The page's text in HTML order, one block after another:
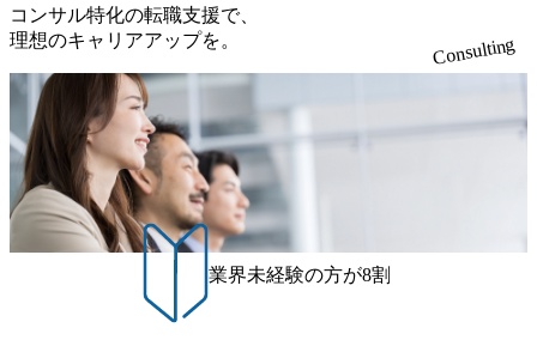
広いプロジェクトに従事 - 鈴木健仁氏：新卒でベイカレン
トに入社し最年少ディレクターを経てXspearに参画 - 梶田
威人氏：BCG出身。金融業界における戦略策定、DX戦略立
案、人事組織テーマに強みを持ち、メディア・エンタメ業
界においてはDX戦略立案、NFT等の新規事業立案を得意と
する。 - 藏満 一馬氏：アクセンチュア出身。金融業界を中
心に、DX戦略策定、新規事業立案、組織変革、規制対応等
の幅広いプロジェクトを主導する。 - 天野 善仁氏：19卒Pw
C出身。Xspear最年少シニアマネージャー 社員インタビュー
ページ (https://www.xspear.co.jp/career/interviews/) 戦略だけの
コンサルは終わり──コンサル業界の風雲児に聞く。“これ
から”のコンサルの在り方 (https://www.businessinsider.jp/articl
e/20250205-simplex-xspear/) Xspear Consultingがえるぼし認定
スタイム制度を実施しており、月単位の決められた労働時
間の範囲内で、出社・退社の時刻を社員の自己裁量に委
ね、ワークライフバランスを図りながら効率的に働くこと
ができる 【休日】 土日祝休みの完全週休2日制 2025年度の
年間休日は125日（GW8日、夏季9日、年末年始9日） 有給
休暇は年間24日（4月1日入社の場合）で、入社日に付与さ
れます。 年次有給休暇の残日数は、翌年度に繰り越すこと
ができます。 慶弔休暇は、事由により取得可能日数は異な
りますが、3～7日の連続休暇を取得できます。 リフレッシ
ュ休暇は、規程で定める勤続年数ごとに、連続5日のリフレ
ッシュ休暇を取得できます。 【育児や子の看護、介護など
の制度】 育児休暇： 対象：小学校1年修了時の3月31日まで
の子を育てるすべての従業員※期間：通算3年間 短時間勤
コンサル特化の転職支援で、
理想のキャリアアップを。
Consulting
業界未経験の方が8割